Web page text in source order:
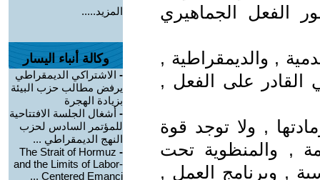
الفعل الجماهيري
, والديمقراطية ,
القادر على الفعل ,
, ولا توجد قوة
, والمنظوية تحت
, وبرنامج العمل ,
المزيد.....
وكالة أنباء اليسار
- الاشتراكي الديمقراطي
يرفض مطالب حزب البيئة
بزيادة الهجرة
- أشغال الجلسة الافتتاحية
للمؤتمر السادس لحزب
النهج الديمقراطي ...
-
The Strait of Hormuz
and the Limits of Labor-
Centered Emanci ...